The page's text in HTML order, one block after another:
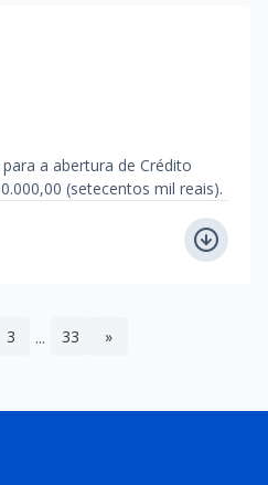
a abertura de Crédito
(setecentos mil reais).
3 ... 33 »